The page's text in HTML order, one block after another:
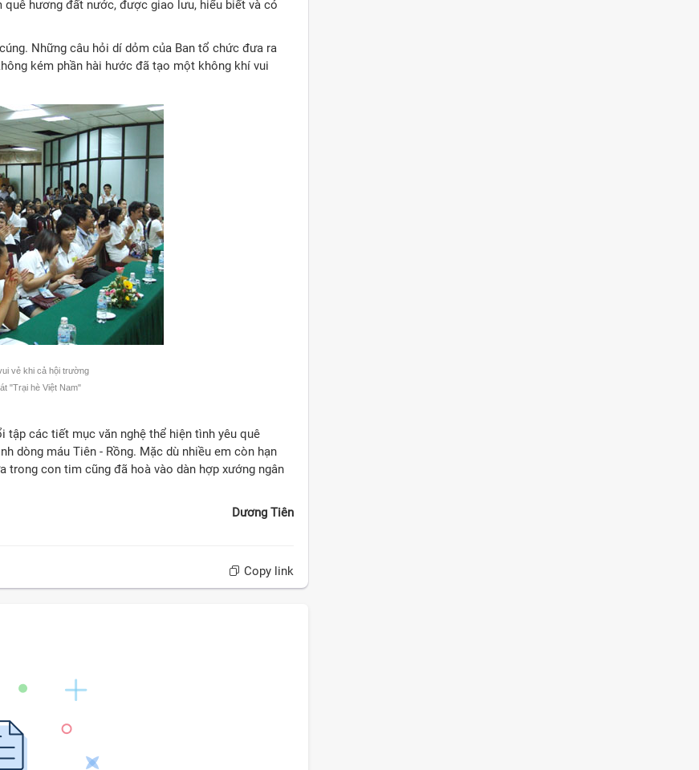
hương đất nước, được giao lưu, hiểu biết và có
Những câu hỏi dí dỏm của Ban tổ chức đưa ra
kém phần hài hước đã tạo một không khí vui
vẻ khi cả hội trường
"Trại hè Việt Nam"
các tiết mục văn nghệ thể hiện tình yêu quê
dòng máu Tiên - Rồng. Mặc dù nhiều em còn hạn
con tim cũng đã hoà vào dàn hợp xướng ngân
Dương Tiên
Copy link